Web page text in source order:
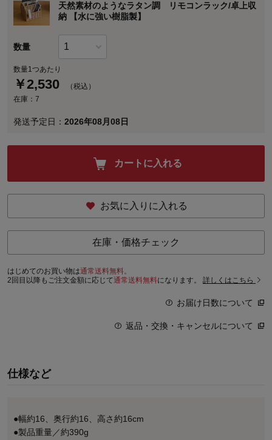
天然素材のようなラタン調 リモコンラック/卓上収
納 【水に強い樹脂製】
数量
数量1つあたり
￥2,530
（税込）
在庫：7
発送予定日： 2026年08月08日
カートに入れる
お気に入りに入れる
在庫・価格チェック
はじめてのお買い物は通常送料無料。
2回目以降もご注文金額に応じて通常送料無料になります。 詳しくはこちら
お届け日数について
返品・交換・キャンセルについて
仕様など
●幅約16、奥行約16、高さ約16cm
●製品重量／約390g